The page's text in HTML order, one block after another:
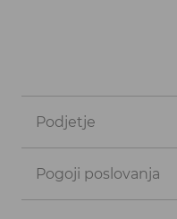
Podjetje
Pogoji poslovanja